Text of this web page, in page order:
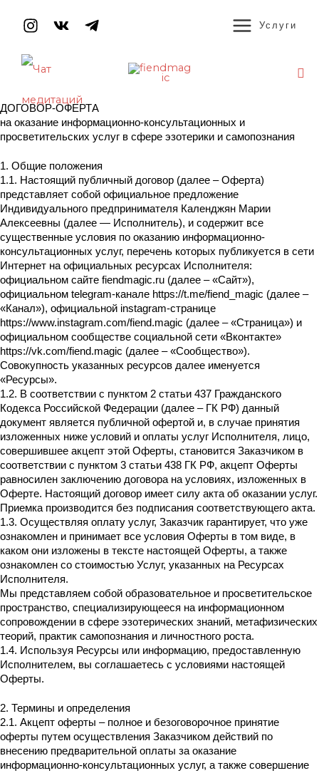
содержимому
Услуги
ДОГОВОР-ОФЕРТА
на оказание информационно-консультационных и
просветительских услуг в сфере эзотерики и самопознания
1. Общие положения
1.1. Настоящий публичный договор (далее – Оферта)
представляет собой официальное предложение
Индивидуального предпринимателя Календжян Марии
Алексеевны (далее — Исполнитель), и содержит все
существенные условия по оказанию информационно-
консультационных услуг, перечень которых публикуется в сети
Интернет на официальных ресурсах Исполнителя:
официальном сайте fiendmagic.ru (далее – «Сайт»),
официальном telegram-канале https://t.me/fiend_magic (далее –
«Канал»), официальной instagram-странице
https://www.instagram.com/fiend.magic (далее – «Страница») и
официальном сообществе социальной сети «Вконтакте»
https://vk.com/fiend.magic (далее – «Сообщество»).
Совокупность указанных ресурсов далее именуется
«Ресурсы».
1.2. В соответствии с пунктом 2 статьи 437 Гражданского
Кодекса Российской Федерации (далее – ГК РФ) данный
документ является публичной офертой и, в случае принятия
изложенных ниже условий и оплаты услуг Исполнителя, лицо,
совершившее акцепт этой Оферты, становится Заказчиком в
соответствии с пунктом 3 статьи 438 ГК РФ, акцепт Оферты
равносилен заключению договора на условиях, изложенных в
Оферте. Настоящий договор имеет силу акта об оказании услуг.
Приемка производится без подписания соответствующего акта.
1.3. Осуществляя оплату услуг, Заказчик гарантирует, что уже
ознакомлен и принимает все условия Оферты в том виде, в
каком они изложены в тексте настоящей Оферты, а также
ознакомлен со стоимостью Услуг, указанных на Ресурсах
Исполнителя.
Мы представляем собой образовательное и просветительское
пространство, специализирующееся на информационном
сопровождении в сфере эзотерических знаний, метафизических
теорий, практик самопознания и личностного роста.
1.4. Используя Ресурсы или информацию, предоставленную
Исполнителем, вы соглашаетесь с условиями настоящей
Оферты.
2. Термины и определения
2.1. Акцепт оферты – полное и безоговорочное принятие
оферты путем осуществления Заказчиком действий по
внесению предварительной оплаты за оказание
информационно-консультационных услуг, а также совершение
Навигация
по
записям